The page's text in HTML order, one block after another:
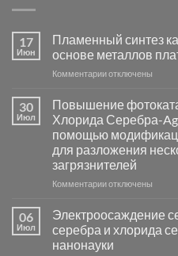
17
Июн
Пламенный синтез
основе металлов
Комментариик
Пламенный
синтез
катализаторов
и
сенсоров
на
основе
группы
отключены
30
Июл
Повышение
Хлорида Серебра-
помощью
для разложения
загрязнителей
Комментариик
активности
Хлорида
отключены
06
Июл
Электроосаждение
серебра и хлорида
нанонауки